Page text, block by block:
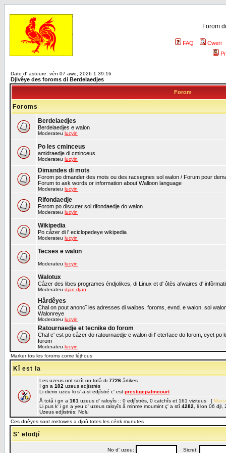
Forom
FAQ
Cweri
Date d' asteure: vén 07 awo, 2026 1:39:16
Djivêye des foroms di Berdelaedjes
Forom
Foroms
Berdelaedjes
Berdelaedjes e walon
Moderateu lucyin
Po les cminceus
amidraedje di cminceus
Moderateu lucyin
Dimandes di mots
Forom po dmander des mots ou des racsegnes sol walon / Forum pour
Forum to ask words or information about Walloon language
Moderateu lucyin
Rifondaedje
Forom po discuter sol rifondaedje do walon
Moderateu lucyin
Wikipedia
Po cåzer di l' eciclopedeye wikipedia
Moderateu lucyin
Tecses e walon
Moderateu lucyin
Walotux
Cåzer des libes programes éndjolikes, di Linux et d' ôtès afwaires d'
Moderateu djan-djan
Hårdêyes
Chal on pout anoncî les adresses di waibes, foroms, evnd. e walon, sol
Walonreye
Moderateu lucyin
Ratournaedje et tecnike do forom
Chal c' est po cåzer do ratournaedje e walon di l' eterface do forom, eyet
forom
Moderateu lucyin
Marker tos les foroms come léjhous
Kî est la
Les uzeus ont scrît on totå di 7726 årtikes
I gn a 102 uzeus edjîstrés
Li dierin uzeu ki s' a-st edjîstré c' est prestigepalmcourt
Å totå i gn a 161 uzeus d' raloyîs :: 0 edjîstrés, 0 catchîs et 161 viziteus [
Li pus k' i gn a yeu d' uzeus raloyîs å minme moumint ç' a stî 4282 , li lon 06
Uzeus edjîstrés: Nolu
Ces dnêyes sont metowes a djoû totes les cénk munutes
S' elodjî
No d' uzeu: Sicret: